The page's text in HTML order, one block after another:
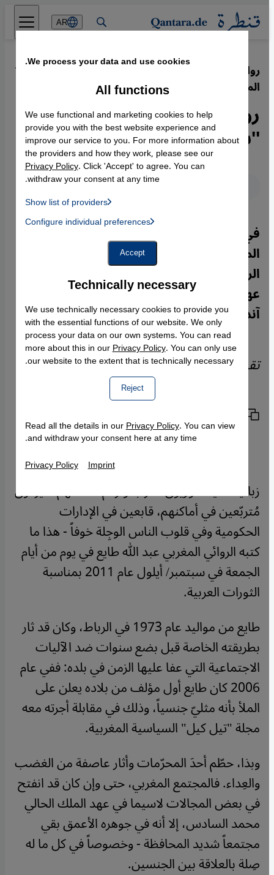
Direkt zum Inhalt springen
AR
رواية الكاتب المغربي عبد الله طايع ''يوم
الملك''
·
13.07.2012
رواية أزيز الرصاص في
''سنوات الرصاص''!
English عربي
في روايته الأخيرة "يوم الملك"، يأخذ الكاتب
المغربي عبد الله طايع القارئ إلى "سنوات
الرصاص" إبان مرحلة المغرب المظلمة في
عهد الملك الحسن الثاني، حاكم المغرب
آنذاك. كلاوديا كراماتشيك قرأت هذه الرواية.
تقرير:Claudia Kramatschek
زبانية الديكتاتوريون العرب وأزلام أنظمتهم لا يزالون
مُتربّعين في أماكنهم، قابعين في الإدارات
الحكومية وفي قلوب الناس الوجِلة خوفاً - هذا ما
كتبه الروائي المغربي عبد الله طايع في يوم من أيام
الجمعة في سبتمبر/ أيلول عام 2011 بمناسبة
الثورات العربية.
طايع من مواليد عام 1973 في الرباط، وكان قد ثار
بطريقته الخاصة قبل بضع سنوات ضد الآليات
الاجتماعية التي عفا عليها الزمن في بلده: ففي عام
2006 كان طايع أول مؤلف من بلاده يعلن على
الملأ بأنه مثليّ جنسياً، وذلك في مقابلة أجرته معه
مجلة "تيل كيل" السياسية المغربية.
وبذا، حطّم أحدَ المحرّمات وأثار عاصفة من الغضب
والعِداء. فالمجتمع المغربي، حتى وإن كان قد انفتح
في بعض المجالات لاسيما في عهد الملك الحالي
محمد السادس، إلا أنه في جوهره الأعمق بقي
مجتمعاً شديد المحافظة - وخصوصاً في كل ما له
صِلة بالعلاقة بين الجنسين.
We process your data and use cookies.
Technically necessary
We use technically necessary cookies to provide you
with the essential functions of our website. We only
process your data on our own systems. You can read
more about this in ourPrivacy Policy. You can only use
our website to the extent that is technically necessary.
Reject
All functions
We use functional and marketing cookies to help
provide you with the best website experience and
improve our service to you. For more information about
the providers and how they work, please see our
Privacy Policy. Click 'Accept' to agree. You can
withdraw your consent at any time.
Show list of providers
Instagram Embed, Twitter Embed, Youtube Embed
Facebook Embed / Facebook Connect
Google Maps Embed
Configure individual preferences
Accept
Read all the details in ourPrivacy Policy. You can view
and withdraw your consent here at any time.
Privacy Policy Imprint